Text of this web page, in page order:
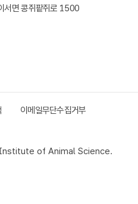
서면 콩쥐팥쥐로 1500
이메일무단수집거부
of Animal Science.